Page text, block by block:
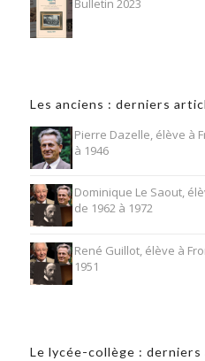
Les anciens : derniers
Pierre Dazelle, élève à
à 1946
Dominique Le Saout,
de 1962 à 1972
René Guillot, élève à
1951
Le lycée-collège : derniers